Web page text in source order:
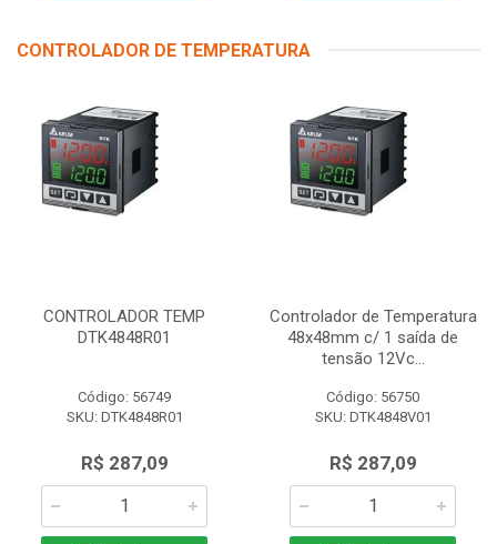
CONTROLADOR DE TEMPERATURA
CONTROLADOR TEMP
DTK4848R01
Código: 56749
SKU: DTK4848R01
R$ 287,09
Controlador de Temperatura
48x48mm c/ 1 saída de
tensão 12Vc...
Código: 56750
SKU: DTK4848V01
R$ 287,09